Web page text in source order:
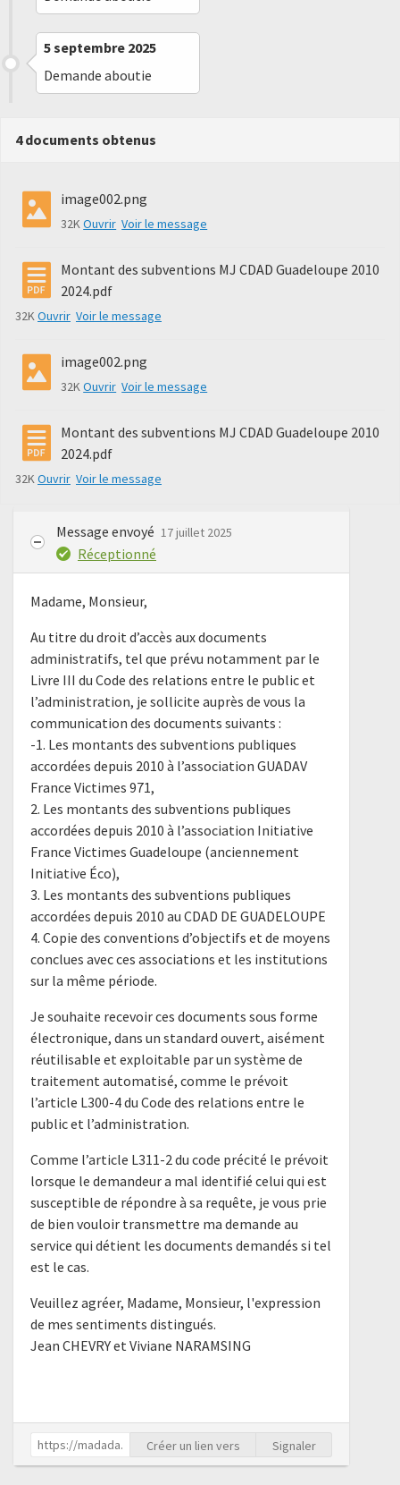
5 septembre 2025
Demande aboutie
4 documents obtenus
image002.png
32KOuvrir Voir le message
Montant des subventions MJ CDAD Guadeloupe 2010
2024.pdf
32KOuvrir Voir le message
image002.png
32KOuvrir Voir le message
Montant des subventions MJ CDAD Guadeloupe 2010
2024.pdf
32KOuvrir Voir le message
Message envoyé 17 juillet 2025
Réceptionné
Madame, Monsieur,
Au titre du droit d’accès aux documents
administratifs, tel que prévu notamment par le
Livre III du Code des relations entre le public et
l’administration, je sollicite auprès de vous la
communication des documents suivants :
-1. Les montants des subventions publiques
accordées depuis 2010 à l’association GUADAV
France Victimes 971,
2. Les montants des subventions publiques
accordées depuis 2010 à l’association Initiative
France Victimes Guadeloupe (anciennement
Initiative Éco),
3. Les montants des subventions publiques
accordées depuis 2010 au CDAD DE GUADELOUPE
4. Copie des conventions d’objectifs et de moyens
conclues avec ces associations et les institutions
sur la même période.
Je souhaite recevoir ces documents sous forme
électronique, dans un standard ouvert, aisément
réutilisable et exploitable par un système de
traitement automatisé, comme le prévoit
l’article L300-4 du Code des relations entre le
public et l’administration.
Comme l’article L311-2 du code précité le prévoit
lorsque le demandeur a mal identifié celui qui est
susceptible de répondre à sa requête, je vous prie
de bien vouloir transmettre ma demande au
service qui détient les documents demandés si tel
est le cas.
Veuillez agréer, Madame, Monsieur, l'expression
de mes sentiments distingués.
Jean CHEVRY et Viviane NARAMSING
Créer un lien vers Signaler